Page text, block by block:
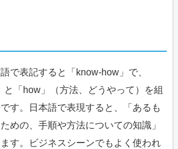
で表記すると「know-how」で、
と「how」（方法、どうやって）を組
す。日本語で表現すると、「あるも
めの、手順や方法についての知識」
す。ビジネスシーンでもよく使われ